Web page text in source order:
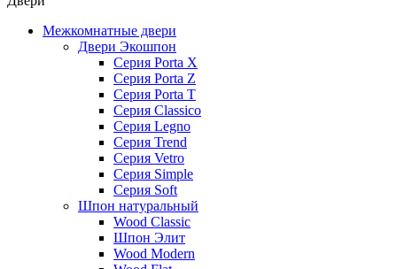
Межкомнатные двери
Двери Экошпон
Серия Porta X
Серия Porta Z
Серия Porta T
Серия Classico
Серия Legno
Серия Trend
Серия Vetro
Серия Simple
Серия Soft
Шпон натуральный
Wood Classic
Шпон Элит
Wood Modern